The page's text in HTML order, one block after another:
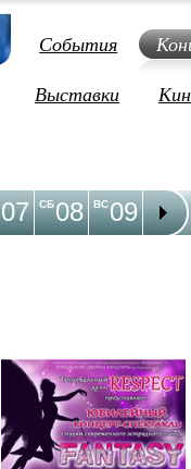
События
Выставки
07 08
СБ 09
ВС 10
ПН